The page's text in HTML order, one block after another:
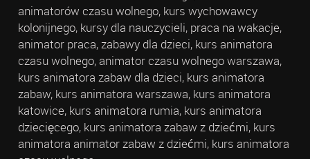
animatorów czasu wolnego, kurs wychowawcy
kolonijnego, kursy dla nauczycieli, praca na wakacje,
animator praca, zabawy dla dzieci, kurs animatora
czasu wolnego, animator czasu wolnego warszawa,
kurs animatora zabaw dla dzieci, kurs animatora
zabaw, kurs animatora warszawa, kurs animatora
katowice, kurs animatora rumia, kurs animatora
dziecięcego, kurs animatora zabaw z dziećmi, kurs
animatora animator zabaw z dziećmi, kurs animatora